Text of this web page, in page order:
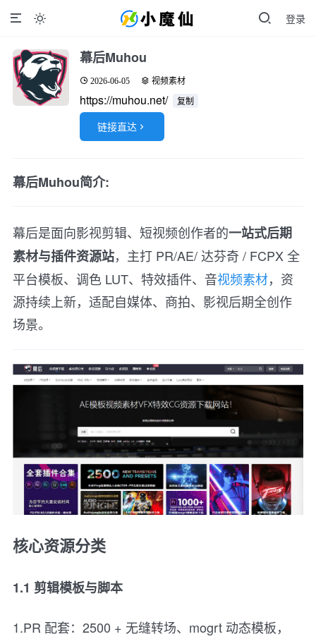
登录

幕后Muhou
2026-06-05 视频素材
https://muhou.net/ 复制
链接直达 
幕后Muhou简介:
幕后是面向影视剪辑、短视频创作者的一站式后期
素材与插件资源站，主打 PR/AE/ 达芬奇 / FCPX 全
平台模板、调色 LUT、特效插件、音视频素材，资
源持续上新，适配自媒体、商拍、影视后期全创作
场景。
核心资源分类
1.1 剪辑模板与脚本
1.PR 配套：2500 + 无缝转场、mogrt 动态模板，